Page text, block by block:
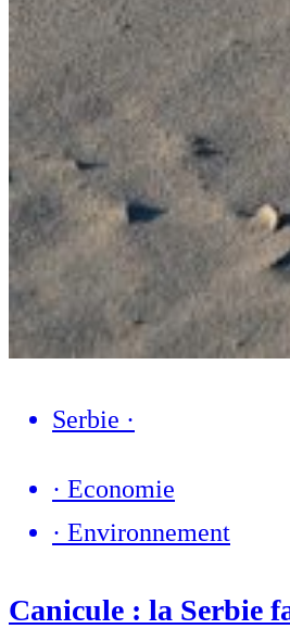
Serbie ·
· Economie
· Environnement
Canicule : la Serbie